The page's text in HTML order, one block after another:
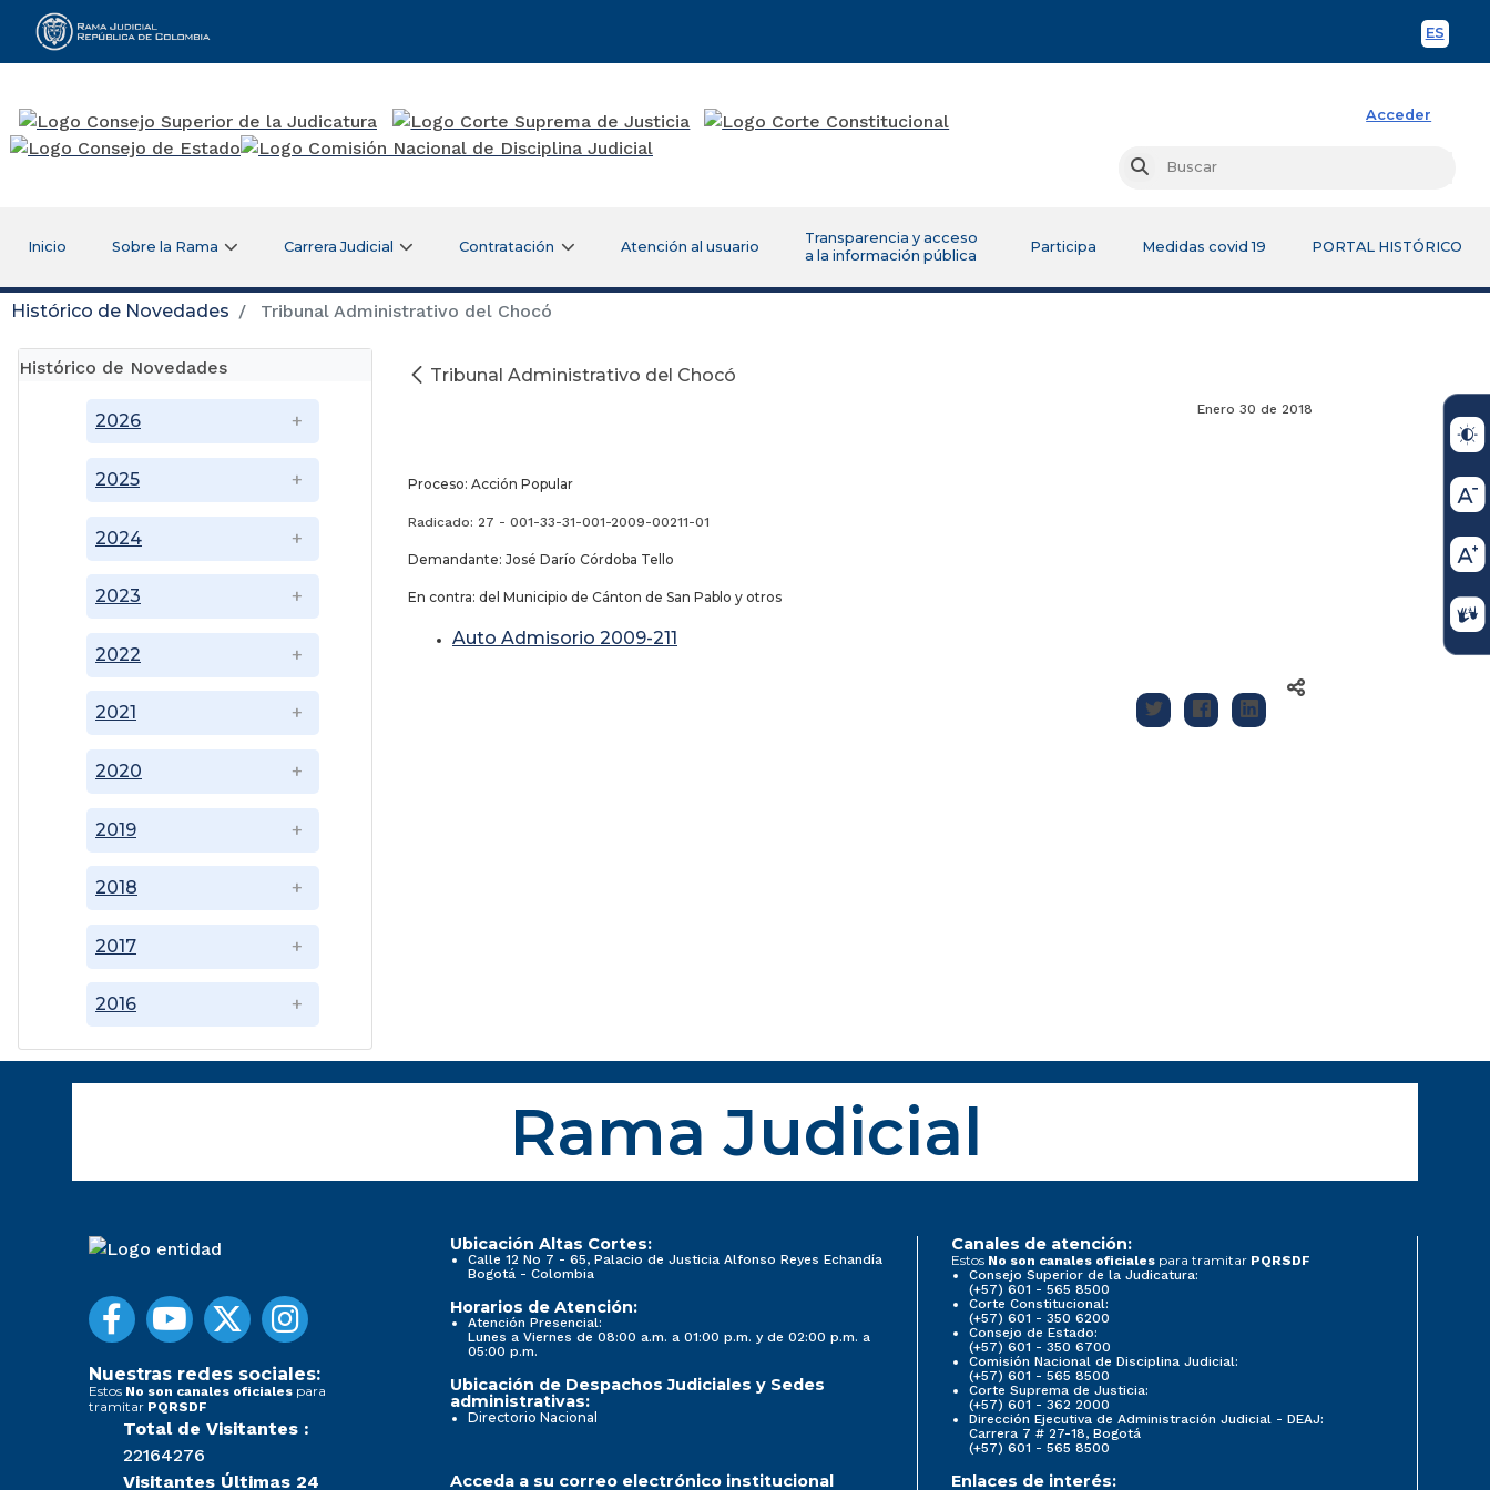
ES
Rama Judicial
Acceder
Buscar
Inicio Sobre la Rama Carrera Judicial Contratación Atención al usuario
Transparencia y acceso
a la información pública
Participa Medidas covid 19 PORTAL HISTÓRICO
Histórico de Novedades Tribunal Administrativo del Chocó
Histórico de Novedades
2016
2017
2018
2019
2020
2021
2022
2023
2024
2025
2026
Tribunal Administrativo del Chocó
Enero 30 de 2018
Proceso: Acción Popular
Radicado: 27 - 001-33-31-001-2009-00211-01
Demandante: José Darío Córdoba Tello
En contra: del Municipio de Cánton de San Pablo y otros
Auto Admisorio 2009-211
Rama Judicial
Nuestras redes sociales:
Estos No son canales oficiales para
tramitar PQRSDF
Total de Visitantes :
22164276
Visitantes Últimas 24
Ubicación Altas Cortes:
Calle 12 No 7 - 65, Palacio de Justicia Alfonso Reyes Echandía
Bogotá - Colombia
Horarios de Atención:
Atención Presencial:
Lunes a Viernes de 08:00 a.m. a 01:00 p.m. y de 02:00 p.m. a
05:00 p.m.
Ubicación de Despachos Judiciales y Sedes
administrativas:
Directorio Nacional
Canales de atención:
Estos No son canales oficiales para tramitar PQRSDF
Consejo Superior de la Judicatura:
(+57) 601 - 565 8500
Corte Constitucional:
(+57) 601 - 350 6200
Consejo de Estado:
(+57) 601 - 350 6700
Comisión Nacional de Disciplina Judicial:
(+57) 601 - 565 8500
Corte Suprema de Justicia:
(+57) 601 - 362 2000
Dirección Ejecutiva de Administración Judicial - DEAJ:
Carrera 7 # 27-18, Bogotá
(+57) 601 - 565 8500
Acceda a su correo electrónico institucional Enlaces de interés: